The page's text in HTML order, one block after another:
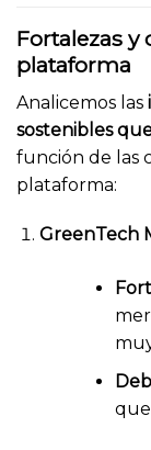
Fortalezas y
plataforma
Analicemos las
sostenibles
función de las
plataforma:
GreenTech